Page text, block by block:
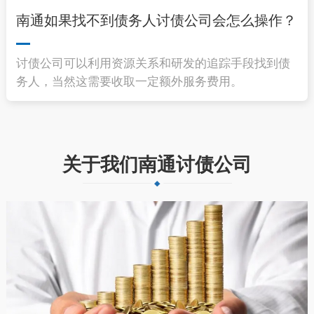
南通如果找不到债务人讨债公司会怎么操作？
讨债公司可以利用资源关系和研发的追踪手段找到债
务人，当然这需要收取一定额外服务费用。
关于我们南通讨债公司